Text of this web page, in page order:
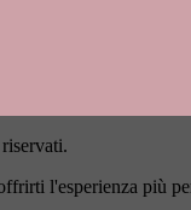
l'esperienza più